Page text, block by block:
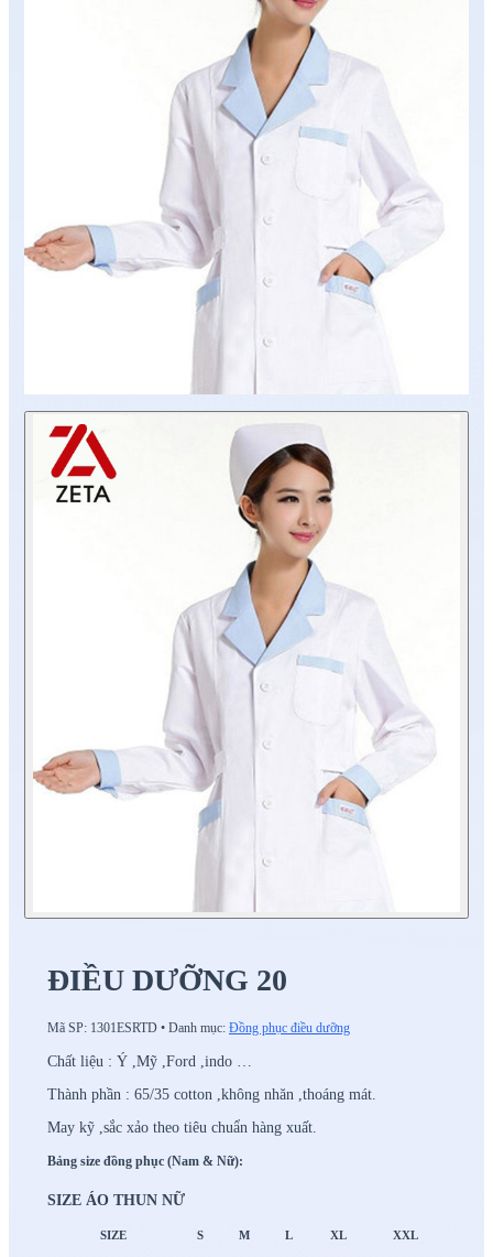
ĐIỀU DƯỠNG 20
Mã SP: 1301ESRTD • Danh mục: Đồng phục điều dưỡng
Chất liệu : Ý ,Mỹ ,Ford ,indo …
Thành phần : 65/35 cotton ,không nhăn ,thoáng mát.
May kỹ ,sắc xảo theo tiêu chuẩn hàng xuất.
Bảng size đồng phục (Nam & Nữ):
SIZE ÁO THUN NỮ
SIZE S M L XL XXL